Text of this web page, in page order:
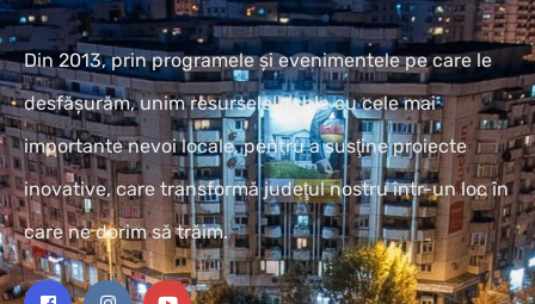
Din 2013, prin programele și evenimentele pe care le
desfășurăm, unim resursele locale cu cele mai
importante nevoi locale, pentru a susţine proiecte
inovative, care transformă judeţul nostru într-un loc în
care ne dorim să trăim.